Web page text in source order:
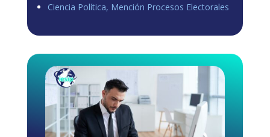
Ciencia Política, Mención Procesos Electorales